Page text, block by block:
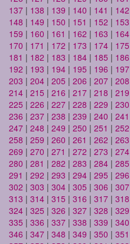
137 | 138 | 139 | 140 | 141 | 142
148 | 149 | 150 | 151 | 152 | 153
159 | 160 | 161 | 162 | 163 | 164
170 | 171 | 172 | 173 | 174 | 175
181 | 182 | 183 | 184 | 185 | 186
192 | 193 | 194 | 195 | 196 | 197
203 | 204 | 205 | 206 | 207 | 208
214 | 215 | 216 | 217 | 218 | 219
225 | 226 | 227 | 228 | 229 | 230
236 | 237 | 238 | 239 | 240 | 241
247 | 248 | 249 | 250 | 251 | 252
258 | 259 | 260 | 261 | 262 | 263
269 | 270 | 271 | 272 | 273 | 274
280 | 281 | 282 | 283 | 284 | 285
291 | 292 | 293 | 294 | 295 | 296
302 | 303 | 304 | 305 | 306 | 307
313 | 314 | 315 | 316 | 317 | 318
324 | 325 | 326 | 327 | 328 | 329
335 | 336 | 337 | 338 | 339 | 340
346 | 347 | 348 | 349 | 350 | 351